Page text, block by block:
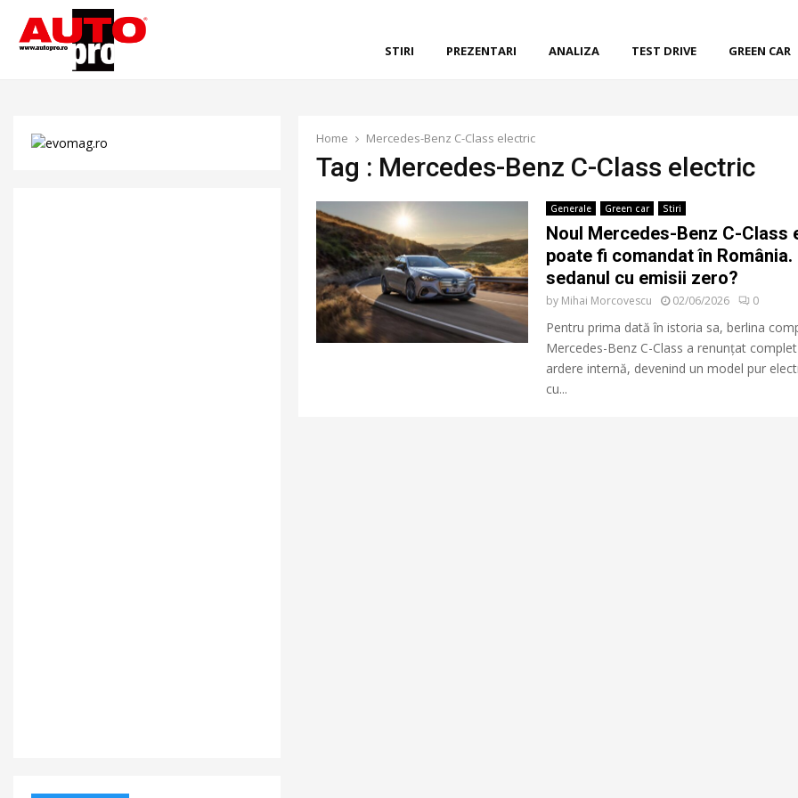
STIRI PREZENTARI ANALIZA TEST DRIVE GREEN CAR
Home Mercedes-Benz C-Class electric
Tag : Mercedes-Benz C-Class electric
Generale Green car Stiri
Noul Mercedes-Benz C-Class
poate fi comandat în
sedanul cu emisii zero?
by Mihai Morcovescu 02/06/2026 0
Pentru prima dată în istoria sa, berlina
Mercedes-Benz C-Class a renunțat
ardere internă, devenind un model pur
cu...